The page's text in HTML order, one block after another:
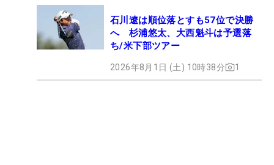
石川遼は順位落とすも57位で決勝
へ 杉浦悠太、大西魁斗は予選落
ち/米下部ツアー
2026年8月1日 (土) 10時38分 1